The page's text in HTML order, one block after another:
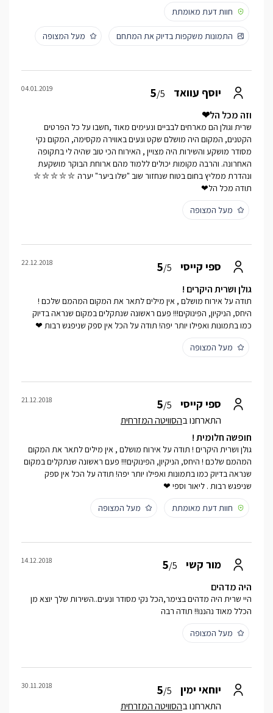
חוות דעת מאומתת
התמונות משקפות בדיוק את המתחם מעל המצופה
יוסף עוואד 5/5
04.01.2019
וזה מכל הל❤
שרית וגולן הם מארחים לבביים ונעימים מאוד ,חשבו על כל הפרטים
הקטנים, המקום היה מושלם שקט ונעים באווירה מקסימה, המקום נקי
מסודר מושקע והשירות היה מצויין , האירוח הכי טוב שהיה לי בתקופה
האחרונה. והרבה מקומות יכולים ללמוד מהם ארוחת הבוקר מושקעת
ונהדרת ממליץ בחום בטוח שנחזור שוב "שלו ביער" יערה ⛦⛦⛦⛦⛦
תודה מכל הל❤
מעל המצופה
ספי קייסי 5/5
22.12.2018
גולן ושרית היקרים !
תודה על אירוח מושלם , אין מילים לתאר את המקום המהמם שלכם !
היחס, הניקיון, הפינוקים!!! פעם ראשונה שנתקלים במקום שנראה בדיוק
כמו בתמונות ואפילו יותר יפה! תודה על הכל אין ספק שניפגש רבות ❤
מעל המצופה
ספי קייסי 5/5
התארחנו בהסוויטה המזרחית
21.12.2018
חופשה חלומית !
גולן ושרית היקרים ! תודה על אירוח מושלם , אין מילים לתאר את המקום
המהמם שלכם ! היחס, הניקיון, הפינוקים!!! פעם ראשונה שנתקלים במקום
שנראה בדיוק כמו בתמונות ואפילו יותר יפה! תודה על הכל אין ספק
שניפגש רבות . ליאור וספי ❤
חוות דעת מאומתת
מעל המצופה
מור קשי 5/5
14.12.2018
היה מדהים
היי שרית היה מדהים בצימר,הכל נקי מסודר ונעים..השירות שלך יוצא מן
הכלל מאוד נהננו!! תודה רבה
מעל המצופה
יוחאי ימין 5/5
התארחנו בהסוויטה המזרחית
30.11.2018